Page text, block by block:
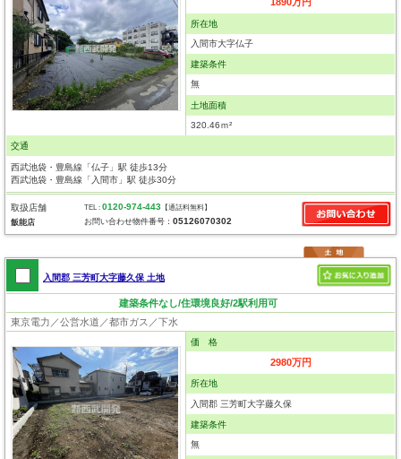
1890万円
所在地
入間市大字仏子
建築条件
無
土地面積
320.46ｍ²
交通
西武池袋・豊島線「仏子」駅 徒歩13分
西武池袋・豊島線「入間市」駅 徒歩30分
取扱店舗
飯能店
TEL :0120-974-443 【通話料無料】
お問い合わせ物件番号：05126070302
入間郡 三芳町大字藤久保 土地
建築条件なし/住環境良好/2駅利用可
東京電力／公営水道／都市ガス／下水
価 格
2980万円
所在地
入間郡 三芳町大字藤久保
建築条件
無